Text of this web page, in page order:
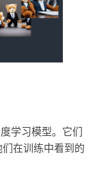
学习模型。它们
在训练中看到的